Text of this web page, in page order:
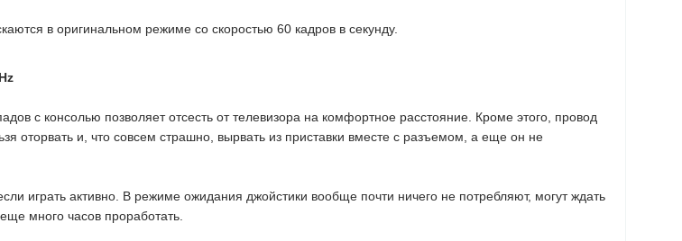
в оригинальном режиме со скоростью 60 кадров в секунду.
с консолью позволяет отсесть от телевизора на комфортное расстояние. Кроме этого, провод
оторвать и, что совсем страшно, вырвать из приставки вместе с разъемом, а еще он не
играть активно. В режиме ожидания джойстики вообще почти ничего не потребляют, могут ждать
много часов проработать.